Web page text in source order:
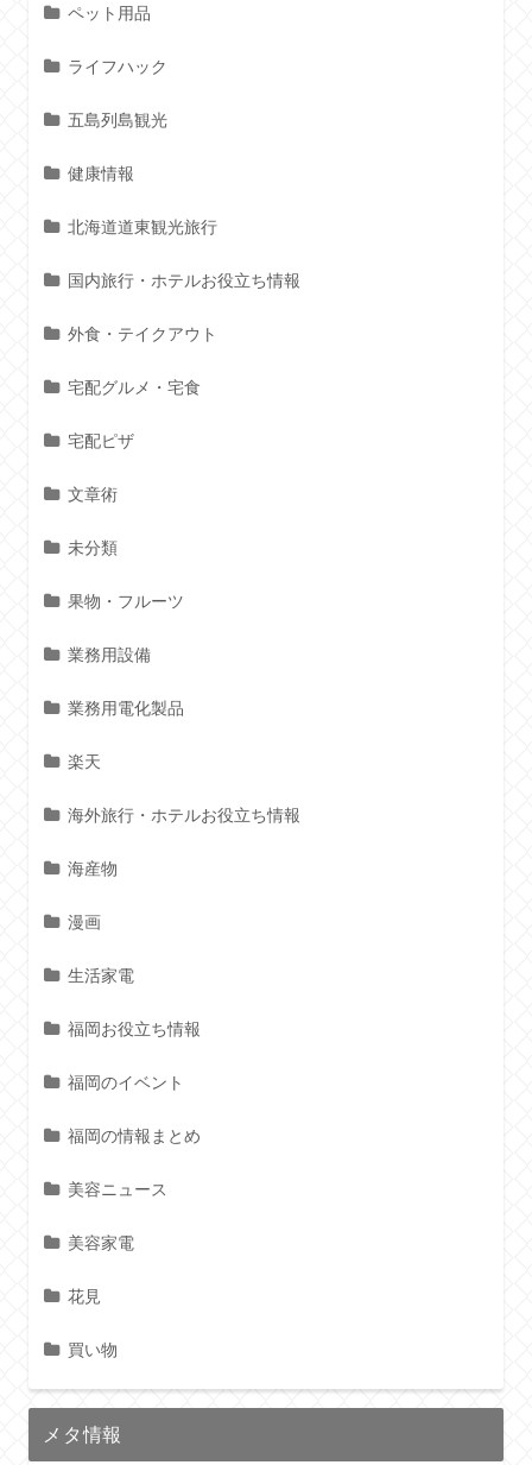
ペット用品
ライフハック
五島列島観光
健康情報
北海道道東観光旅行
国内旅行・ホテルお役立ち情報
外食・テイクアウト
宅配グルメ・宅食
宅配ピザ
文章術
未分類
果物・フルーツ
業務用設備
業務用電化製品
楽天
海外旅行・ホテルお役立ち情報
海産物
漫画
生活家電
福岡お役立ち情報
福岡のイベント
福岡の情報まとめ
美容ニュース
美容家電
花見
買い物
メタ情報